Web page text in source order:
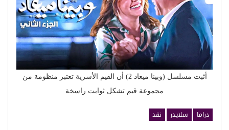
أثبت مسلسل (وبينا ميعاد 2) أن القيم الأسرية تعتبر منظومة من
مجموعة قيم تشكل ثوابت راسخة
دراما سلايدر
نقد